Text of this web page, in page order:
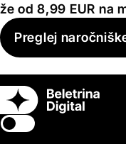
že od 8,99 EUR na
Preglej
Switch theme